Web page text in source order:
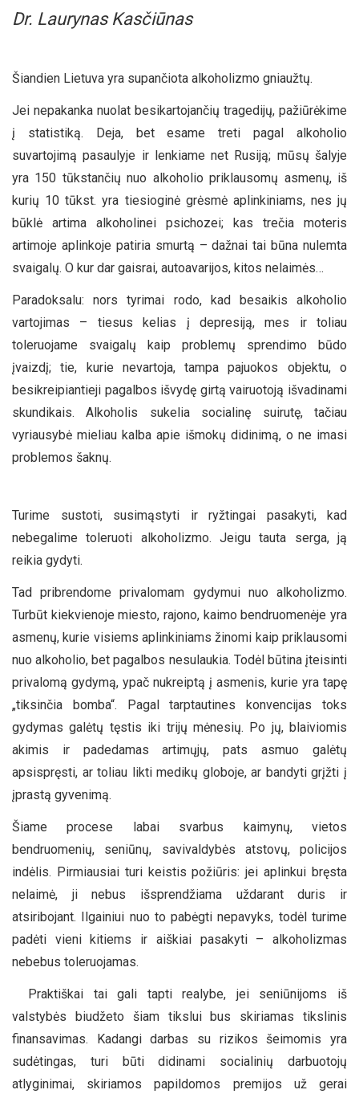
Dr. Laurynas Kasčiūnas
Šiandien Lietuva yra supančiota alkoholizmo gniaužtų.
Jei nepakanka nuolat besikartojančių tragedijų, pažiūrėkime
į statistiką. Deja, bet esame treti pagal alkoholio
suvartojimą pasaulyje ir lenkiame net Rusiją; mūsų šalyje
yra 150 tūkstančių nuo alkoholio priklausomų asmenų, iš
kurių 10 tūkst. yra tiesioginė grėsmė aplinkiniams, nes jų
būklė artima alkoholinei psichozei; kas trečia moteris
artimoje aplinkoje patiria smurtą – dažnai tai būna nulemta
svaigalų. O kur dar gaisrai, autoavarijos, kitos nelaimės…
Paradoksalu: nors tyrimai rodo, kad besaikis alkoholio
vartojimas – tiesus kelias į depresiją, mes ir toliau
toleruojame svaigalų kaip problemų sprendimo būdo
įvaizdį; tie, kurie nevartoja, tampa pajuokos objektu, o
besikreipiantieji pagalbos išvydę girtą vairuotoją išvadinami
skundikais. Alkoholis sukelia socialinę suirutę, tačiau
vyriausybė mieliau kalba apie išmokų didinimą, o ne imasi
problemos šaknų.
Turime sustoti, susimąstyti ir ryžtingai pasakyti, kad
nebegalime toleruoti alkoholizmo. Jeigu tauta serga, ją
reikia gydyti.
Tad pribrendome privalomam gydymui nuo alkoholizmo.
Turbūt kiekvienoje miesto, rajono, kaimo bendruomenėje yra
asmenų, kurie visiems aplinkiniams žinomi kaip priklausomi
nuo alkoholio, bet pagalbos nesulaukia. Todėl būtina įteisinti
privalomą gydymą, ypač nukreiptą į asmenis, kurie yra tapę
„tiksinčia bomba“. Pagal tarptautines konvencijas toks
gydymas galėtų tęstis iki trijų mėnesių. Po jų, blaiviomis
akimis ir padedamas artimųjų, pats asmuo galėtų
apsispręsti, ar toliau likti medikų globoje, ar bandyti grįžti į
įprastą gyvenimą.
Šiame procese labai svarbus kaimynų, vietos
bendruomenių, seniūnų, savivaldybės atstovų, policijos
indėlis. Pirmiausiai turi keistis požiūris: jei aplinkui bręsta
nelaimė, ji nebus išsprendžiama uždarant duris ir
atsiribojant. Ilgainiui nuo to pabėgti nepavyks, todėl turime
padėti vieni kitiems ir aiškiai pasakyti – alkoholizmas
nebebus toleruojamas.
Praktiškai tai gali tapti realybe, jei seniūnijoms iš
valstybės biudžeto šiam tikslui bus skiriamas tikslinis
finansavimas. Kadangi darbas su rizikos šeimomis yra
sudėtingas, turi būti didinami socialinių darbuotojų
atlyginimai, skiriamos papildomos premijos už gerai